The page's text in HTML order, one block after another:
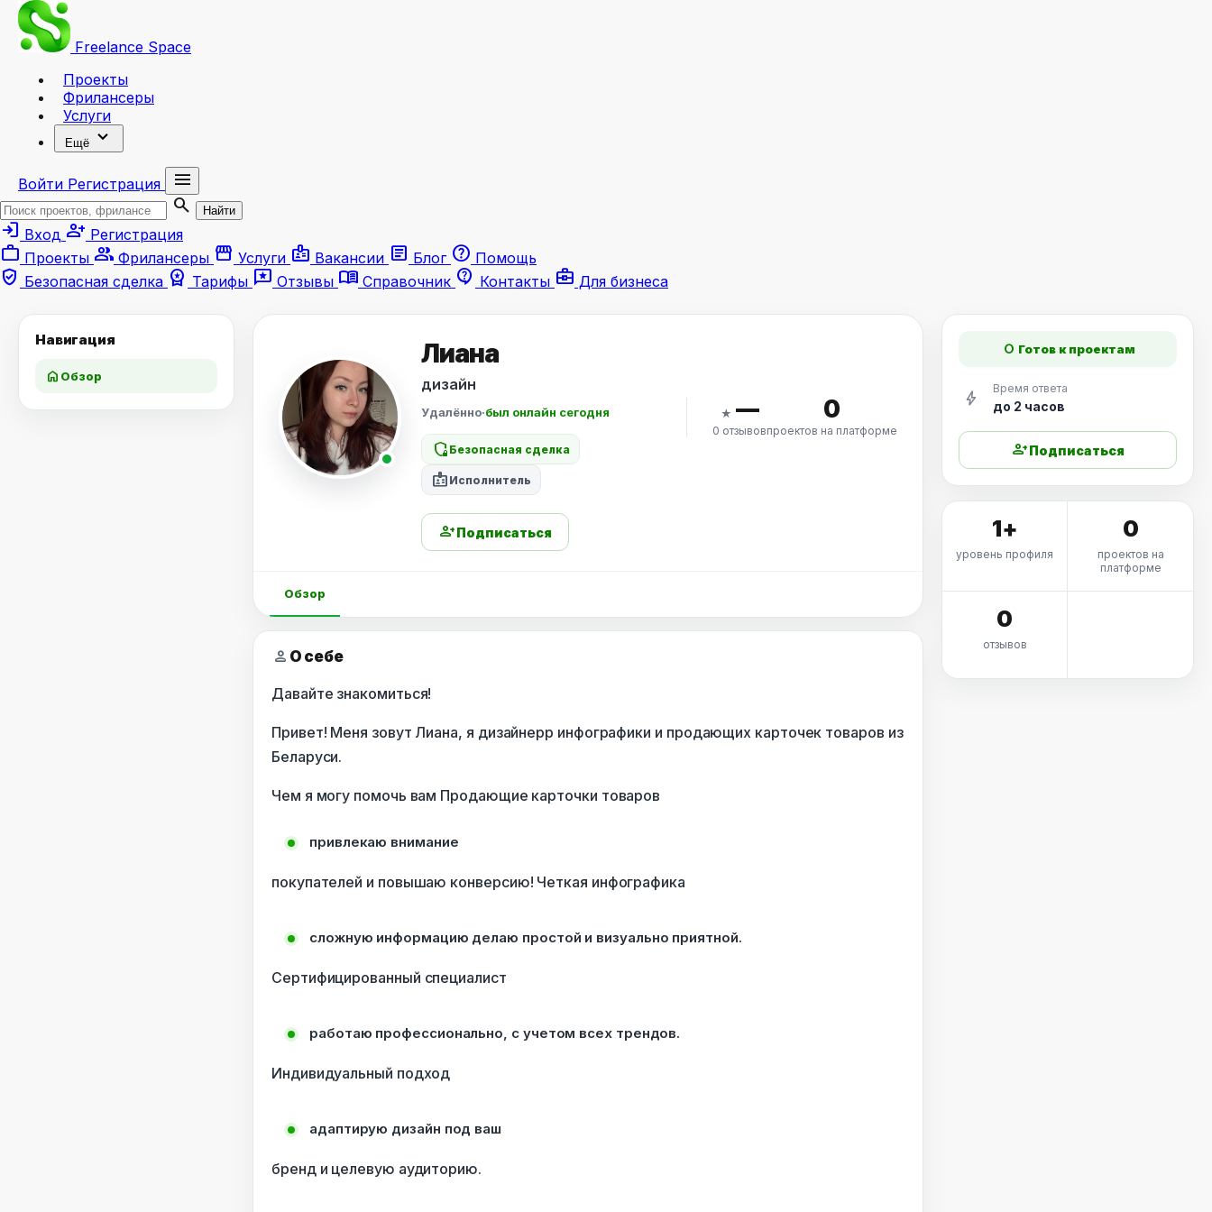
Freelance Space
Проекты
Фрилансеры
Услуги
Ещё expand_more
Войти Регистрация
menu
search
Найти
login Вход person_add Регистрация
work Проекты group Фрилансеры storefront Услуги badge Вакансии article Блог help Помощь
verified_user Безопасная сделка workspace_premium Тарифы reviews Отзывы menu_book Справочник contact_support Контакты business_center Для бизнеса
Навигация
home Обзор
Лиана
дизайн
Удалённо·был онлайн сегодня
shield_locked Безопасная сделка
badge Исполнитель
★ —
0 отзывов
0
проектов на платформе
person_addПодписаться
Обзор
person О себе
Давайте знакомиться!
Привет! Меня зовут Лиана, я дизайнерр инфографики и продающих карточек товаров из
Беларуси.
Чем я могу помочь вам Продающие карточки товаров
привлекаю внимание
покупателей и повышаю конверсию! Четкая инфографика
сложную информацию делаю простой и визуально приятной.
Сертифицированный специалист
работаю профессионально, с учетом всех трендов.
Индивидуальный подход
адаптирую дизайн под ваш
бренд и целевую аудиторию.
fiber_manual_record Готов к проектам
bolt Время ответа
до 2 часов
person_addПодписаться
1+
уровень профиля
0
проектов на
платформе
0
отзывов